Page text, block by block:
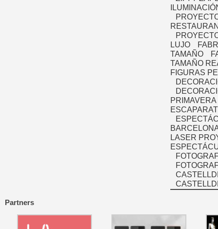
LUJO
TAMAÑO
TAMAÑO
FIGURAS
PRIMAVERA
LASER
Partners